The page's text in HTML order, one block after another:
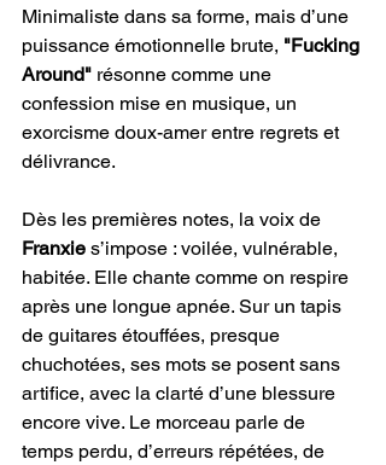
Minimaliste dans sa forme, mais d’une
puissance émotionnelle brute, "Fucking
Around" résonne comme une
confession mise en musique, un
exorcisme doux-amer entre regrets et
délivrance.
Dès les premières notes, la voix de
Franxie s’impose : voilée, vulnérable,
habitée. Elle chante comme on respire
après une longue apnée. Sur un tapis
de guitares étouffées, presque
chuchotées, ses mots se posent sans
artifice, avec la clarté d’une blessure
encore vive. Le morceau parle de
temps perdu, d’erreurs répétées, de